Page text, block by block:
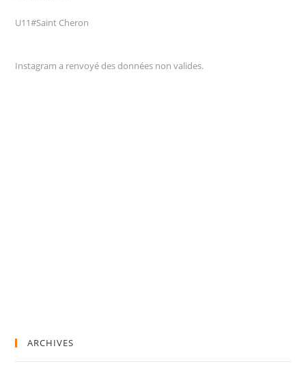
U11#Saint Cheron
Instagram a renvoyé des données non valides.
ARCHIVES